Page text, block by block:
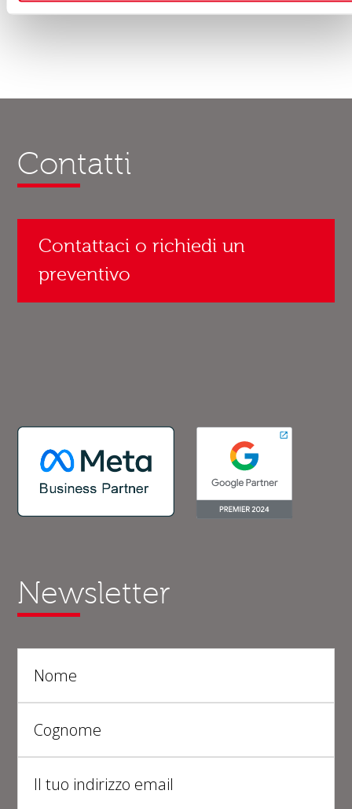
Contatti
Contattaci o richiedi un
preventivo
Newsletter